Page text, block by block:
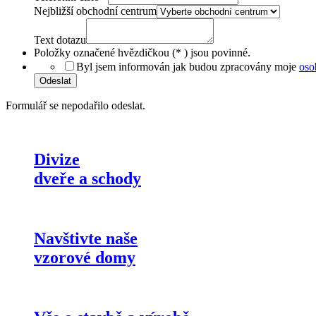
Nejbližší obchodní centrum
Text dotazu
Položky označené hvězdičkou (* ) jsou povinné.
Byl jsem informován jak budou zpracovány moje
Odeslat
Formulář se nepodařilo odeslat.
Divize
dveře a schody
Navštivte naše
vzorové domy